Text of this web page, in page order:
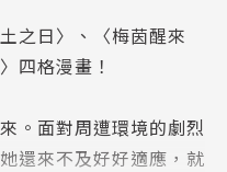
之日〉、〈梅茵醒來
四格漫畫！
。面對周遭環境的劇烈
還來不及好好適應，就